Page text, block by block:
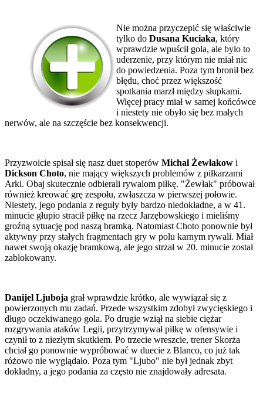
Nie można przyczepić się właściwie
tylko do Dusana Kuciaka, który
wprawdzie wpuścił gola, ale było to
uderzenie, przy którym nie miał nic
do powiedzenia. Poza tym bronił bez
błędu, choć przez większość
spotkania marzł między słupkami.
Więcej pracy miał w samej końcówce
i niestety nie obyło się bez małych
nerwów, ale na szczęście bez konsekwencji.
Przyzwoicie spisał się nasz duet stoperów Michał Żewłakow i
Dickson Choto, nie mający większych problemów z piłkarzami
Arki. Obaj skutecznie odbierali rywalom piłkę. "Żewłak" próbował
również kreować grę zespołu, zwłaszcza w pierwszej połowie.
Niestety, jego podania z reguły były bardzo niedokładne, a w 41.
minucie głupio stracił piłkę na rzecz Jarzębowskiego i mieliśmy
groźną sytuację pod naszą bramką. Natomiast Choto ponownie był
aktywny przy stałych fragmentach gry w polu karnym rywali. Miał
nawet swoją okazję bramkową, ale jego strzał w 20. minucie został
zablokowany.
Danijel Ljuboja grał wprawdzie krótko, ale wywiązał się z
powierzonych mu zadań. Przede wszystkim zdobył zwycięskiego i
długo oczekiwanego gola. Po drugie wziął na siebie ciężar
rozgrywania ataków Legii, przytrzymywał piłkę w ofensywie i
czynił to z niezłym skutkiem. Po trzecie wreszcie, trener Skorża
chciał go ponownie wypróbować w duecie z Blanco, co już tak
różowo nie wyglądało. Poza tym "Ljubo" nie był jednak zbyt
dokładny, a jego podania za często nie znajdowały adresata.